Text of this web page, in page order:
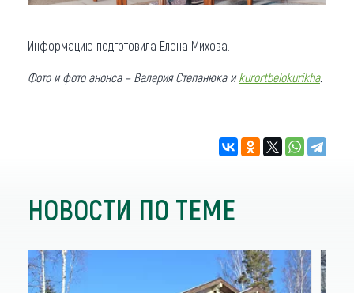
Информацию подготовила Елена Михова.
Фото и фото анонса – Валерия Степанюка и kurortbelokurikha.
НОВОСТИ ПО ТЕМЕ